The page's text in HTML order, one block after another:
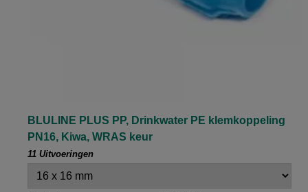
BLULINE PLUS PP, Drinkwater PE klemkoppeling
PN16, Kiwa, WRAS keur
11 Uitvoeringen